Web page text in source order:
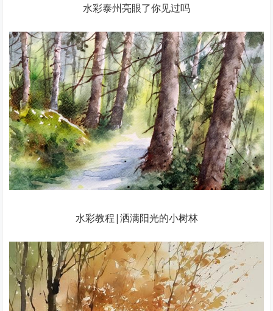
水彩泰州亮眼了你见过吗
水彩教程|洒满阳光的小树林